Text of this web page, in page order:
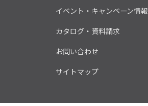
イベント・キャンペーン情報
カタログ・資料請求
お問い合わせ
サイトマップ